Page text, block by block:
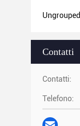
Ungrouped
Contatti
Contatti:
Telefono: